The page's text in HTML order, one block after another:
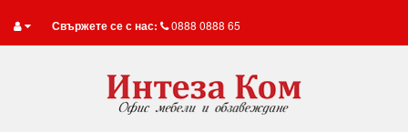
Свържете се с нас: 0888 0888 65